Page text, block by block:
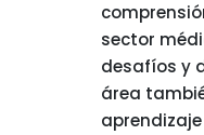
sector
desafíos y
área